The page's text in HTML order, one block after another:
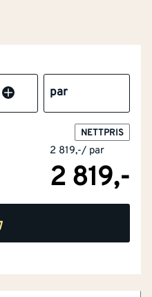
par
NETTPRIS
2 819,-/ par
2 819,-
fleksibel vernesko som
og moderne design.
arbeidsklær fra
tekstilmateriale som